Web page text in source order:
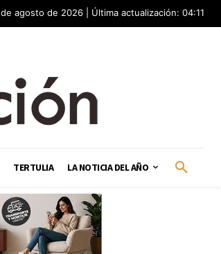
agosto de 2026 | Última actualización: 04:11
TERTULIA LA NOTICIA DEL AÑO